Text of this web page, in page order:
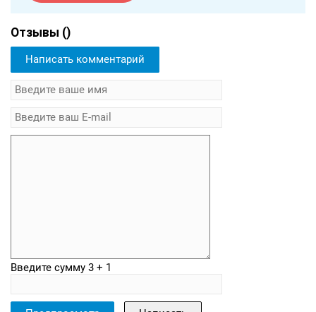
Отзывы ()
Написать комментарий
Введите сумму 3 + 1